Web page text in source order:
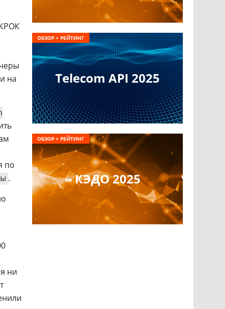
на
по
.
ни
Telecom API 2025
ОБЗОР + РЕЙТИНГ
КЭДО 2025
ОБЗОР + РЕЙТИНГ